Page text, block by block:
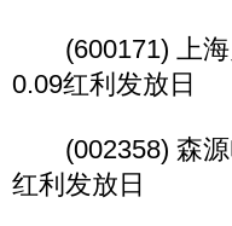
(600171) 上海
0.09红利发放日
(002358) 森源
红利发放日